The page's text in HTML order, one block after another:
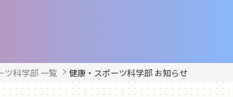
ツ科学部 一覧 健康・スポーツ科学部 お知らせ